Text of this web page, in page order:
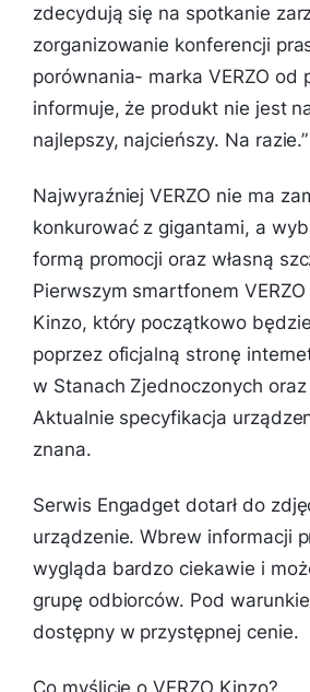
zdecydują się na spotkanie
zorganizowanie konferencji
porównania- marka VERZO od
informuje, że produkt nie jest
najlepszy, najcieńszy. Na razie.”
Najwyraźniej VERZO nie ma
konkurować z gigantami, a
formą promocji oraz własną
Pierwszym smartfonem
Kinzo, który początkowo
poprzez oficjalną stronę
w Stanach Zjednoczonych oraz
Aktualnie specyfikacja
znana.
Serwis Engadget dotarł do
urządzenie. Wbrew informacji
wygląda bardzo ciekawie i
grupę odbiorców. Pod
dostępny w przystępnej cenie.
Co myślicie o VERZO Kinzo?